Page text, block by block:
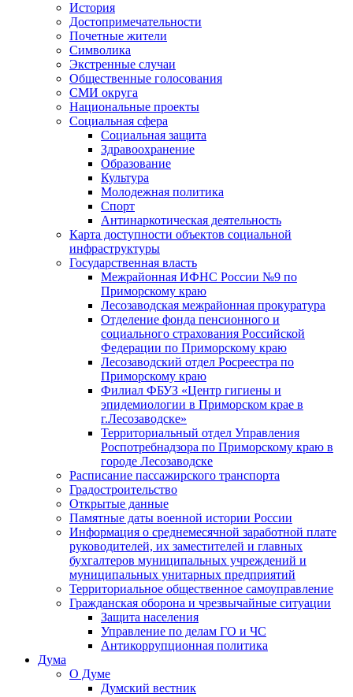
История
Достопримечательности
Почетные жители
Символика
Экстренные случаи
Общественные голосования
СМИ округа
Национальные проекты
Социальная сфера
Социальная защита
Здравоохранение
Образование
Культура
Молодежная политика
Спорт
Антинаркотическая деятельность
Карта доступности объектов социальной
инфраструктуры
Государственная власть
Межрайонная ИФНС России №9 по
Приморскому краю
Лесозаводская межрайонная прокуратура
Отделение фонда пенсионного и
социального страхования Российской
Федерации по Приморскому краю
Лесозаводский отдел Росреестра по
Приморскому краю
Филиал ФБУЗ «Центр гигиены и
эпидемиологии в Приморском крае в
г.Лесозаводске»
Территориальный отдел Управления
Роспотребнадзора по Приморскому краю в
городе Лесозаводске
Расписание пассажирского транспорта
Градостроительство
Открытые данные
Памятные даты военной истории России
Информация о среднемесячной заработной плате
руководителей, их заместителей и главных
бухгалтеров муниципальных учреждений и
муниципальных унитарных предприятий
Территориальное общественное самоуправление
Гражданская оборона и чрезвычайные ситуации
Защита населения
Управление по делам ГО и ЧС
Антикоррупционная политика
Дума
О Думе
Думский вестник